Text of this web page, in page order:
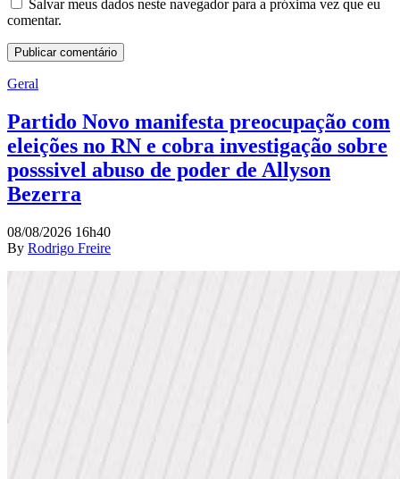
Salvar meus dados neste navegador para a próxima vez que eu
comentar.
Geral
Partido Novo manifesta preocupação com
eleições no RN e cobra investigação sobre
posssivel abuso de poder de Allyson
Bezerra
08/08/2026 16h40
By Rodrigo Freire